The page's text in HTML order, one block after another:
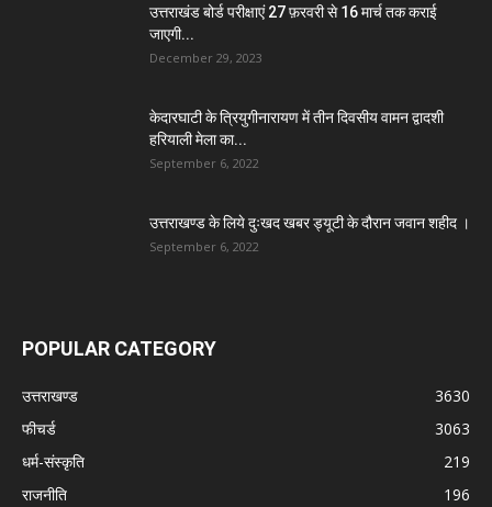
उत्तराखंड बोर्ड परीक्षाएं 27 फ़रवरी से 16 मार्च तक कराई
जाएगी...
December 29, 2023
केदारघाटी के त्रियुगीनारायण में तीन दिवसीय वामन द्वादशी
हरियाली मेला का...
September 6, 2022
उत्तराखण्ड के लिये दुःखद खबर ड्यूटी के दौरान जवान शहीद ।
September 6, 2022
POPULAR CATEGORY
उत्तराखण्ड
3630
फीचर्ड
3063
धर्म-संस्कृति
219
राजनीति
196